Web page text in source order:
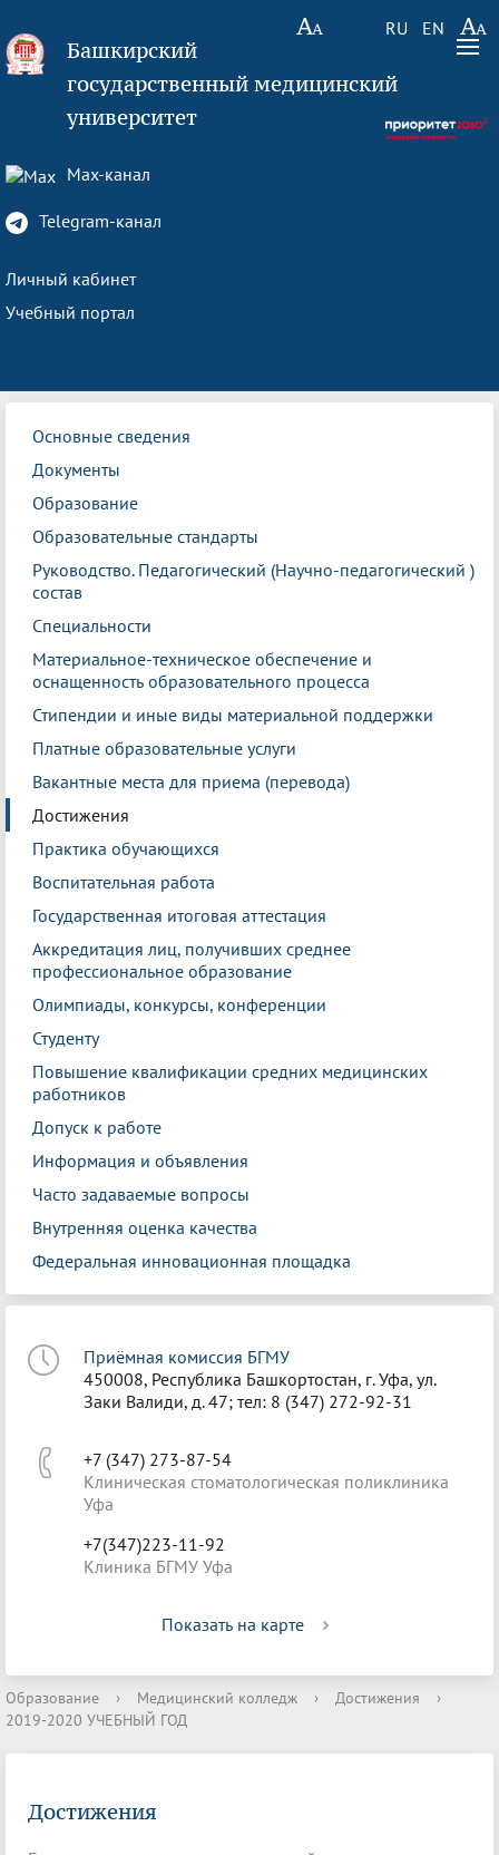
RU EN
Башкирский
государственный медицинский
университет
Max-канал
Telegram-канал
Личный кабинет
Учебный портал
Основные сведения
Документы
Образование
Образовательные стандарты
Руководство. Педагогический (Научно-педагогический )
состав
Специальности
Материальное-техническое обеспечение и
оснащенность образовательного процесса
Стипендии и иные виды материальной поддержки
Платные образовательные услуги
Вакантные места для приема (перевода)
Достижения
Практика обучающихся
Воспитательная работа
Государственная итоговая аттестация
Аккредитация лиц, получивших среднее
профессиональное образование
Олимпиады, конкурсы, конференции
Студенту
Повышение квалификации средних медицинских
работников
Допуск к работе
Информация и объявления
Часто задаваемые вопросы
Внутренняя оценка качества
Федеральная инновационная площадка
Приёмная комиссия БГМУ
450008, Республика Башкортостан, г. Уфа, ул.
Заки Валиди, д. 47; тел: 8 (347) 272-92-31
+7 (347) 273-87-54
Клиническая стоматологическая поликлиника
Уфа
+7(347)223-11-92
Клиника БГМУ Уфа
Показать на карте
Образование › Медицинский колледж › Достижения
›
2019-2020 УЧЕБНЫЙ ГОД
Достижения